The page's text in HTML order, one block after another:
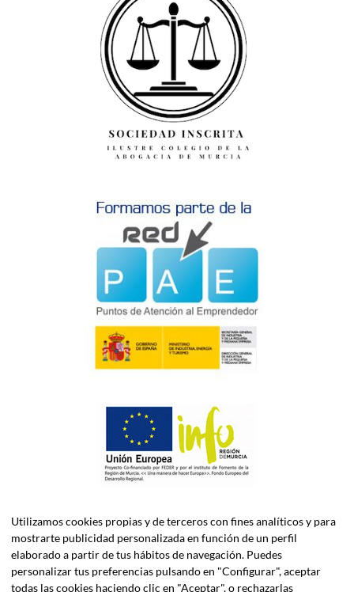
Utilizamos cookies propias y de terceros con fines analíticos y para
mostrarte publicidad personalizada en función de un perfil
elaborado a partir de tus hábitos de navegación. Puedes
personalizar tus preferencias pulsando en "Configurar", aceptar
todas las cookies haciendo clic en "Aceptar", o rechazarlas